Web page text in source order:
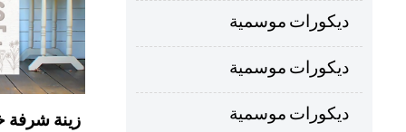
ديكورات موسمية
ديكورات موسمية
ديكورات موسمية
زينة شرفة